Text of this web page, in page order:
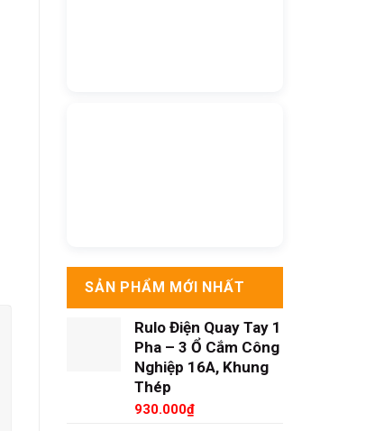
SẢN PHẨM MỚI NHẤT
Rulo Điện Quay Tay 1
Pha – 3 Ổ Cắm Công
Nghiệp 16A, Khung
Thép
930.000₫